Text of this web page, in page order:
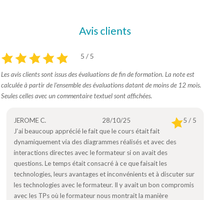
Avis clients
5 / 5
Les avis clients sont issus des évaluations de fin de formation. La note est
calculée à partir de l’ensemble des évaluations datant de moins de 12 mois.
Seules celles avec un commentaire textuel sont affichées.
JEROME C. 28/10/25
5 / 5
J’ai beaucoup apprécié le fait que le cours était fait
dynamiquement via des diagrammes réalisés et avec des
interactions directes avec le formateur si on avait des
questions. Le temps était consacré à ce que faisait les
technologies, leurs avantages et inconvénients et à discuter sur
les technologies avec le formateur. Il y avait un bon compromis
avec les TPs où le formateur nous montrait la manière